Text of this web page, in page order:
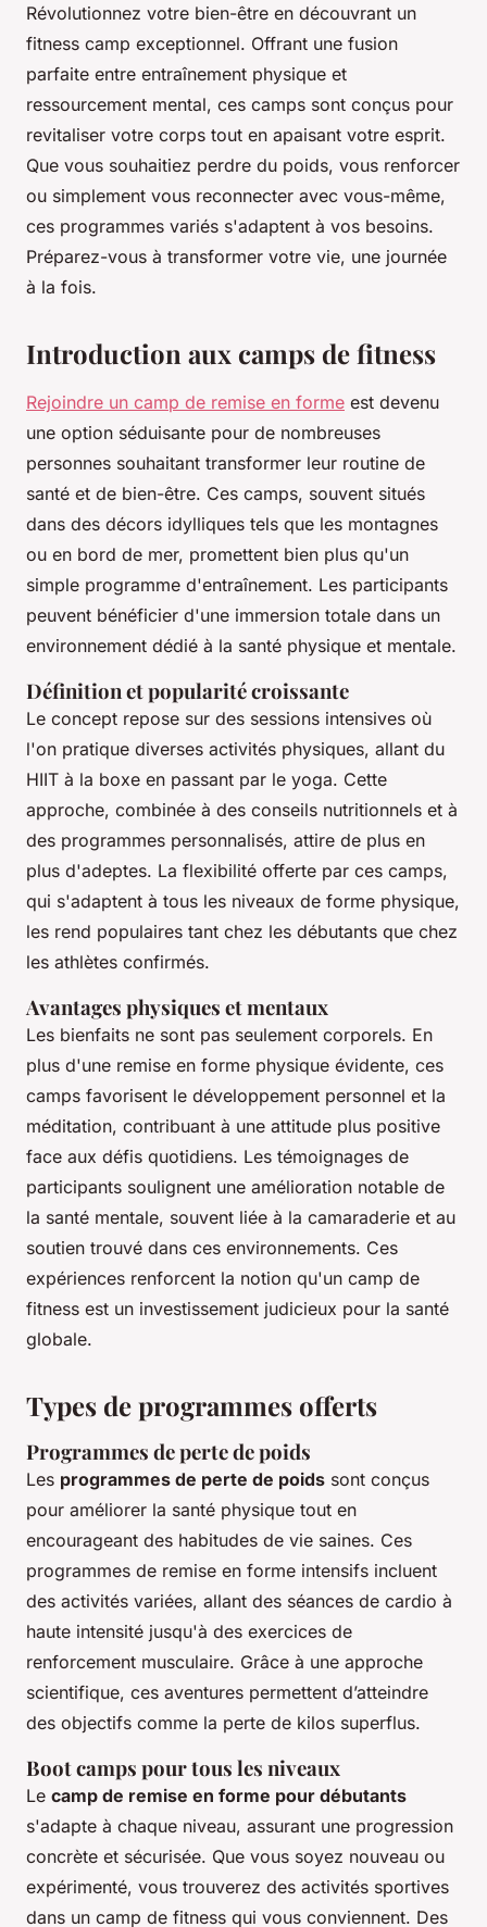
Révolutionnez votre bien-être en découvrant un
fitness camp exceptionnel. Offrant une fusion
parfaite entre entraînement physique et
ressourcement mental, ces camps sont conçus pour
revitaliser votre corps tout en apaisant votre esprit.
Que vous souhaitiez perdre du poids, vous renforcer
ou simplement vous reconnecter avec vous-même,
ces programmes variés s'adaptent à vos besoins.
Préparez-vous à transformer votre vie, une journée
à la fois.
Introduction aux camps de fitness
Rejoindre un camp de remise en forme est devenu
une option séduisante pour de nombreuses
personnes souhaitant transformer leur routine de
santé et de bien-être. Ces camps, souvent situés
dans des décors idylliques tels que les montagnes
ou en bord de mer, promettent bien plus qu'un
simple programme d'entraînement. Les participants
peuvent bénéficier d'une immersion totale dans un
environnement dédié à la santé physique et mentale.
Définition et popularité croissante
Le concept repose sur des sessions intensives où
l'on pratique diverses activités physiques, allant du
HIIT à la boxe en passant par le yoga. Cette
approche, combinée à des conseils nutritionnels et à
des programmes personnalisés, attire de plus en
plus d'adeptes. La flexibilité offerte par ces camps,
qui s'adaptent à tous les niveaux de forme physique,
les rend populaires tant chez les débutants que chez
les athlètes confirmés.
Avantages physiques et mentaux
Les bienfaits ne sont pas seulement corporels. En
plus d'une remise en forme physique évidente, ces
camps favorisent le développement personnel et la
méditation, contribuant à une attitude plus positive
face aux défis quotidiens. Les témoignages de
participants soulignent une amélioration notable de
la santé mentale, souvent liée à la camaraderie et au
soutien trouvé dans ces environnements. Ces
expériences renforcent la notion qu'un camp de
fitness est un investissement judicieux pour la santé
globale.
Types de programmes offerts
Programmes de perte de poids
Les programmes de perte de poids sont conçus
pour améliorer la santé physique tout en
encourageant des habitudes de vie saines. Ces
programmes de remise en forme intensifs incluent
des activités variées, allant des séances de cardio à
haute intensité jusqu'à des exercices de
renforcement musculaire. Grâce à une approche
scientifique, ces aventures permettent d’atteindre
des objectifs comme la perte de kilos superflus.
Boot camps pour tous les niveaux
Le camp de remise en forme pour débutants
s'adapte à chaque niveau, assurant une progression
concrète et sécurisée. Que vous soyez nouveau ou
expérimenté, vous trouverez des activités sportives
dans un camp de fitness qui vous conviennent. Des